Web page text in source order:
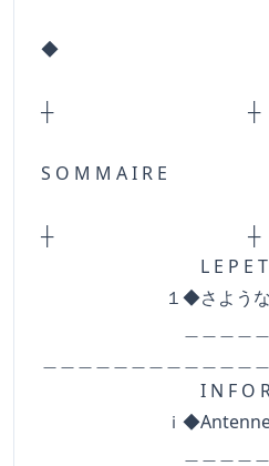
◆
┼ ┼
S O M M A I R E
┼ ┼
L E P E T I T B
１◆さようなら、
I N F O R M A
ｉ